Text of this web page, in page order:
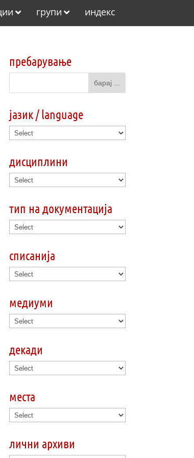
групи индекс
пребарување
јазик / language
дисциплини
тип на документација
списанија
медиуми
декади
места
лични архиви